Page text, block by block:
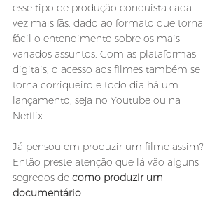
esse tipo de produção conquista cada
vez mais fãs, dado ao formato que torna
fácil o entendimento sobre os mais
variados assuntos. Com as plataformas
digitais, o acesso aos filmes também se
torna corriqueiro e todo dia há um
lançamento, seja no Youtube ou na
Netflix.
Já pensou em produzir um filme assim?
Então preste atenção que lá vão alguns
segredos de como produzir um
documentário.